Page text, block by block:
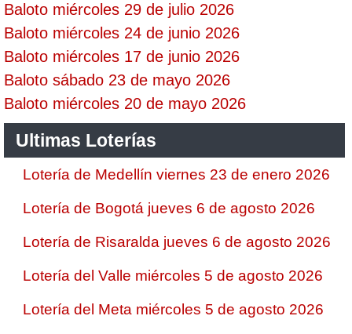
Baloto miércoles 29 de julio 2026
Baloto miércoles 24 de junio 2026
Baloto miércoles 17 de junio 2026
Baloto sábado 23 de mayo 2026
Baloto miércoles 20 de mayo 2026
Ultimas Loterías
Lotería de Medellín viernes 23 de enero 2026
Lotería de Bogotá jueves 6 de agosto 2026
Lotería de Risaralda jueves 6 de agosto 2026
Lotería del Valle miércoles 5 de agosto 2026
Lotería del Meta miércoles 5 de agosto 2026